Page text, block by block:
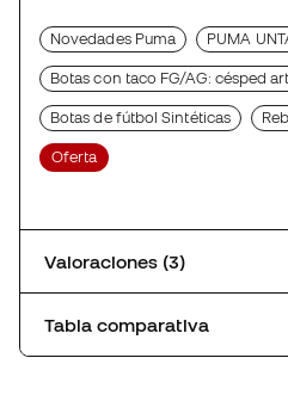
Novedades Puma PUMA
Botas con taco FG/AG: césped
Botas de fútbol Sintéticas
Oferta
Valoraciones (3)
Tabla comparativa